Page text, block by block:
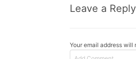
Leave a Reply
Your email address will